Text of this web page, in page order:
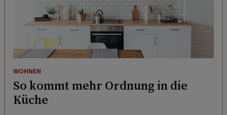
WOHNEN
So kommt mehr Ordnung in die
Küche